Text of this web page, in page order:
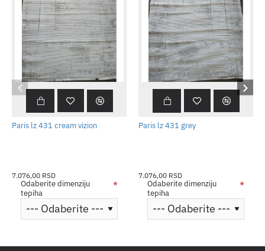
Paris lz 431 cream vizion
7.076,00 RSD
Odaberite dimenziju
tepiha
Paris lz 431 grey
7.076,00 RSD
Odaberite dimenziju
tepiha